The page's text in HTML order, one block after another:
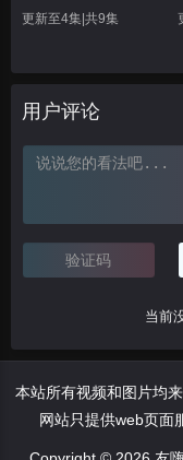
更新至4集|共9集
用户评论
当前
本站所有视频和图片均
网站只提供web页面